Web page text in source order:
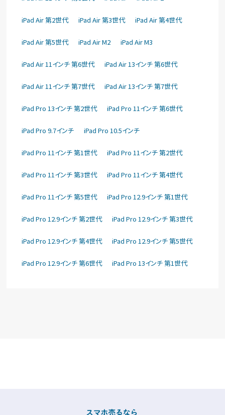
iPad Air 第2世代 iPad Air 第3世代 iPad Air 第4世代
iPad Air 第5世代 iPad Air M2 iPad Air M3
iPad Air 11インチ 第6世代 iPad Air 13インチ 第6世代
iPad Air 11インチ 第7世代 iPad Air 13インチ 第7世代
iPad Pro 13インチ 第2世代 iPad Pro 11インチ 第6世代
iPad Pro 9.7インチ iPad Pro 10.5インチ
iPad Pro 11インチ 第1世代 iPad Pro 11インチ 第2世代
iPad Pro 11インチ 第3世代 iPad Pro 11インチ 第4世代
iPad Pro 11インチ 第5世代 iPad Pro 12.9インチ 第1世代
iPad Pro 12.9インチ 第2世代 iPad Pro 12.9インチ 第3世代
iPad Pro 12.9インチ 第4世代 iPad Pro 12.9インチ 第5世代
iPad Pro 12.9インチ 第6世代 iPad Pro 13インチ 第1世代